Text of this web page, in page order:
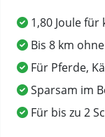
1,80 Joule
Bis 8 km
Für Pferde,
Sparsam im
Für bis zu 2